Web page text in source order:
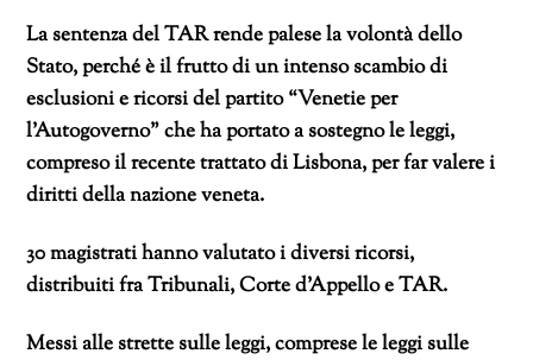
La sentenza del TAR rende palese la volontà dello
Stato, perché è il frutto di un intenso scambio di
esclusioni e ricorsi del partito “Venetie per
l’Autogoverno” che ha portato a sostegno le leggi,
compreso il recente trattato di Lisbona, per far valere i
diritti della nazione veneta.
30 magistrati hanno valutato i diversi ricorsi,
distribuiti fra Tribunali, Corte d’Appello e TAR.
Messi alle strette sulle leggi, comprese le leggi sulle